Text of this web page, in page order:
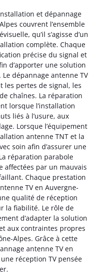
et dépannage
couvrent l’ensemble
qu’il s’agisse d’un
complète. Chaque
précise du signal et
d’apporter une solution
dépannage antenne TV
les pertes de signal, les
chaînes. La réparation
lorsque l’installation
liés à l’usure, aux
Lorsque l’équipement
antenne TNT et la
soin afin d’assurer une
réparation parabole
affectées par un mauvais
Chaque prestation
TV en Auvergne-
qualité de réception
la fiabilité. Le rôle de
d’adapter la solution
aux contraintes propres
Alpes. Grâce à cette
antenne TV en
réception TV pensée